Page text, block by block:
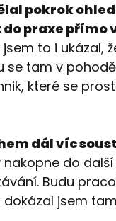
pokrok
praxe přímo
to i ukázal,
se tam v
které se
dál víc
do
Budu
jsem